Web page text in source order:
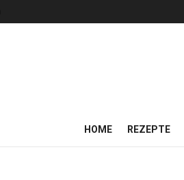
HOME REZEPTE